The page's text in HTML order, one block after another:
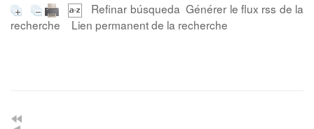
Refinar búsqueda Générer le flux rss de la
recherche
Lien permanent de la recherche